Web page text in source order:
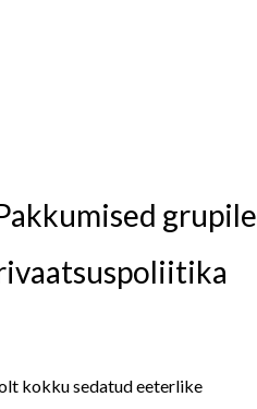
grupile
kokku sedatud eeterlike